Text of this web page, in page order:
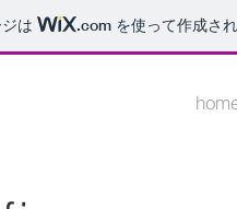
は .comを使って作成さ